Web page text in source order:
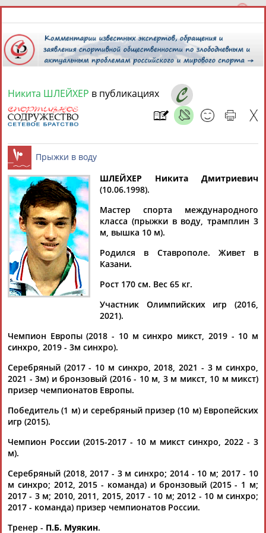
8 августа 2026 года,
СПОРТСМЕНЫ, ТРЕНЕРЫ И СПЕЦИАЛИСТЫ
Найдено: 1персона Расширенный поиск
Никита
ШЛЕЙХЕР
Ваш запрос: "Никита Шлейхер"
3
Спортсмены из России Шлейхер и Терновой выиграли
чемпионат Европы по прыжкам в воду с 10-метровой
вышки
РоссиянеНикита Шлейхер
и Руслан Терновой стали
победителями соревнований в прыжках в воду с 10-
метровой вышки на чемпионате ...
(Проект:
Спортсмены из России заняли четвертое место в медальном
зачете чемпионата мира по водным видам спорта
...(в произвольной программе микст-дуэтов), прыгуны в воду
Никита Шлейхери Руслан Терновой (синхронные прыжки в
воду с...
Никита ШЛЕЙХЕР в публикациях
Прыжки в воду
ШЛЕЙХЕР Никита Дмитриевич
(10.06.1998).
Мастер спорта международного
класса (прыжки в воду, трамплин 3
м, вышка 10 м).
Родился в Ставрополе. Живет в
Казани.
Рост 170 см. Вес 65 кг.
Участник Олимпийских игр (2016,
2021).
Чемпион Европы (2018 - 10 м синхро микст, 2019 - 10 м
синхро, 2019 - 3м синхро).
Серебряный (2017 - 10 м синхро, 2018, 2021 - 3 м синхро,
2021 - 3м) и бронзовый (2016 - 10 м, 3 м микст, 10 м микст)
призер чемпионатов Европы.
Победитель (1 м) и серебряный призер (10 м) Европейских
игр (2015).
Чемпион России (2015-2017 - 10 м микст синхро, 2022 - 3
м).
Серебряный (2018, 2017 - 3 м синхро; 2014 - 10 м; 2017 - 10
м синхро; 2012, 2015 - команда) и бронзовый (2015 - 1 м;
2017 - 3 м; 2010, 2011, 2015, 2017 - 10 м; 2012 - 10 м синхро;
2017 - команда) призер чемпионатов России.
Тренер - П.Б. Муякин.